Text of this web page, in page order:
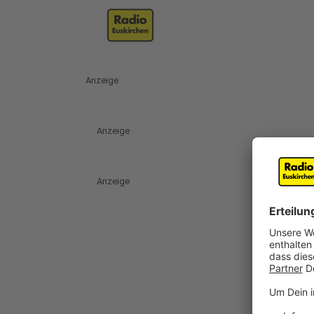
Anzeige
Anzeige
Anzeige